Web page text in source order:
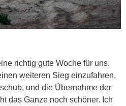
richtig gute Woche für uns.
weiteren Sieg einzufahren,
und die Übernahme der
das Ganze noch schöner. Ich